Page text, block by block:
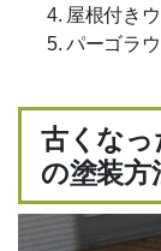
屋根付き
パーゴラ
古くな
の塗装方